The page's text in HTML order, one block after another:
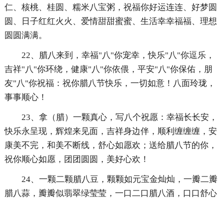
仁、核桃、桂圆、糯米八宝粥，祝福你好运连连、好梦圆
圆、日子红红火火、爱情甜甜蜜蜜、生活幸幸福福、理想
圆圆满满。
22、腊八来到，幸福"八"你宠幸，快乐"八"你逗乐，
吉祥"八"你环绕，健康"八"你依偎，平安"八"你保佑，朋
友"八"你祝福：祝你腊八节快乐，一切如意！八面玲珑，
事事顺心！
23、拿（腊）一颗真心，写八个祝愿：幸福长长安，
快乐永呈现，辉煌来见面，吉祥身边伴，顺利缠缠缠，安
康美不完，和美不断线，舒心如愿欢；送给腊八节的你，
祝你顺心如愿，团团圆圆，美好心欢！
24、一颗二颗腊八豆，颗颗如元宝金灿灿，一瓣二瓣
腊八蒜，瓣瓣似翡翠绿莹莹，一口二口腊八酒，口口舒心